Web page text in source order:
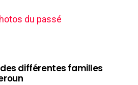
du passé
différentes familles